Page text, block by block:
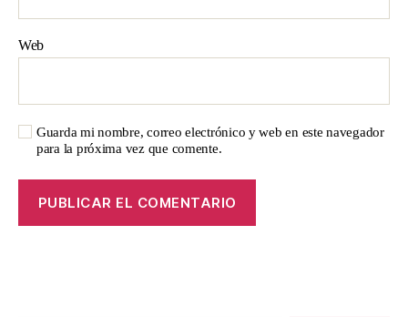
Web
Guarda mi nombre, correo electrónico y web en este navegador
para la próxima vez que comente.